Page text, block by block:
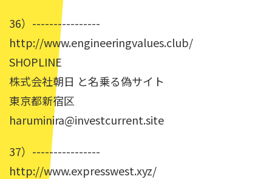
36）----------------
http://www.engineeringvalues.club/
SHOPLINE
株式会社朝日 と名乗る偽サイト
東京都新宿区
haruminira@investcurrent.site
37）----------------
http://www.expresswest.xyz/